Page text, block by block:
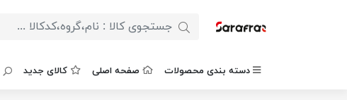
دسته بندی محصولات صفحه اصلی کالای جدید